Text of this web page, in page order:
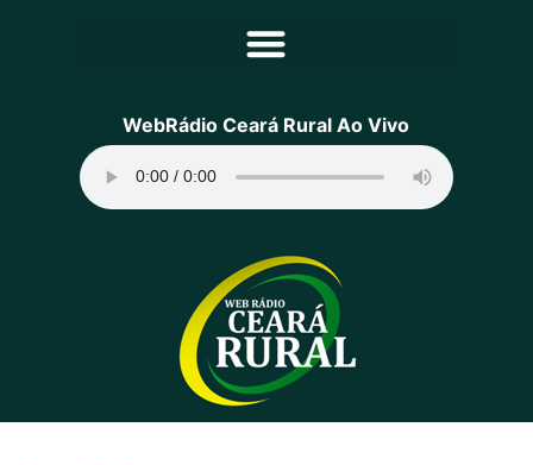
Principal
Programação
Equipe
Contato
Sobre
WebRádio Ceará Rural Ao Vivo